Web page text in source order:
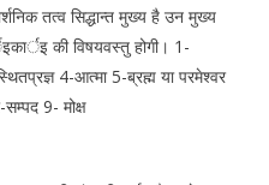
तत्व सिद्धान्त मुख्य है उन मुख्य
की विषयवस्तु होगी। 1-
4-आत्मा 5-ब्रह्म या परमेश्वर
9- मोक्ष